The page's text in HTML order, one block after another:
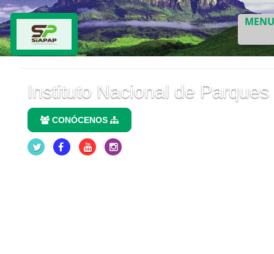
Instituto Nacional de Parques
CONÓCENOS